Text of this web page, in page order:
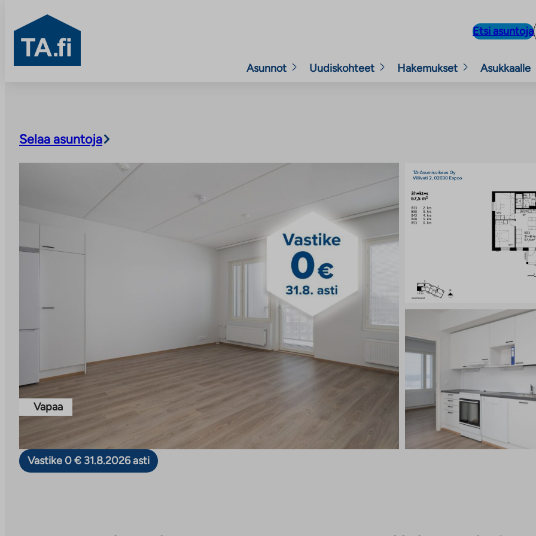
TA.fi
Etsi asuntoja
Asunnot Uudiskohteet Hakemukset Asukkaalle
Selaa asuntoja
Vapaa
Vastike 0 € 31.8.2026 asti